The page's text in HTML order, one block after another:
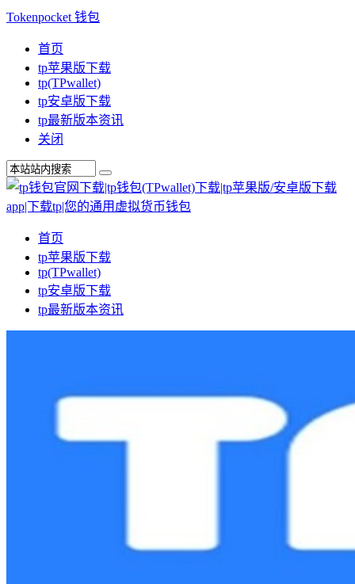
Tokenpocket 钱包
首页
tp苹果版下载
tp(TPwallet)
tp安卓版下载
tp最新版本资讯
关闭
首页
tp苹果版下载
tp(TPwallet)
tp安卓版下载
tp最新版本资讯